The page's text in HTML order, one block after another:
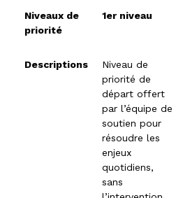
Niveaux de
priorité
1er niveau
Descriptions
Niveau de
priorité de
départ offert
par l’équipe de
soutien pour
résoudre les
enjeux
quotidiens,
sans